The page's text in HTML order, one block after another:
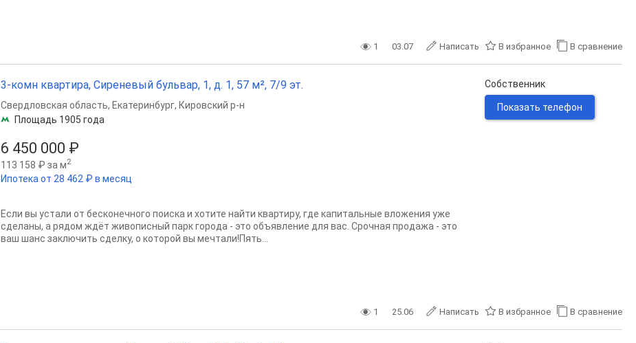
1 03.07 Написать В избранное В сравнение
3-комн квартира, Сиреневый бульвар, 1, д. 1, 57 м², 7/9 эт.
6 450 000 ₽
113 158 ₽ за м2
Ипотека от 28 462 ₽ в месяц
Свердловская область, Екатеринбург, Кировский р-н
Площадь 1905 года
Если вы устали от бесконечного поиска и хотите найти квартиру, где капитальные вложения уже
сделаны, а рядом ждёт живописный парк города - это объявление для вас. Срочная продажа - это
ваш шанс заключить сделку, о которой вы мечтали!Пять...
Собственник
Показать телефон
1 25.06 Написать В избранное В сравнение